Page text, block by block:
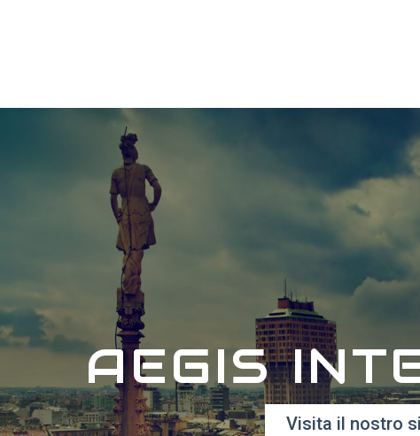
AEGIS
Visita il nostro